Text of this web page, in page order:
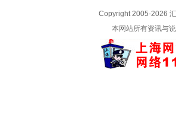
Copyright 2005-2026
本网站所有资讯与